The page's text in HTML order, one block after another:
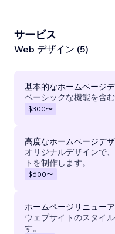
サービス
Web デザイン (5)
基本的なホームページ
ベーシックな機能を含
$300〜
高度なホームページデ
オリジナルデザインで
トを制作します。
$600〜
ホームページリニュー
ウェブサイトのスタイ
す。